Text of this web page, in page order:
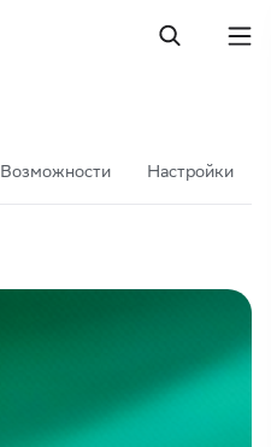
Возможности Настройки